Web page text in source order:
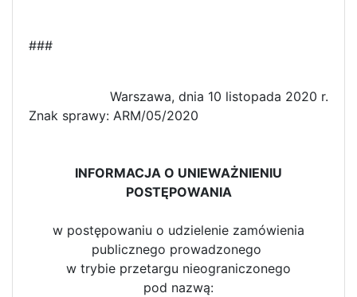
###
Warszawa, dnia 10 listopada 2020 r.
Znak sprawy: ARM/05/2020
INFORMACJA O UNIEWAŻNIENIU
POSTĘPOWANIA
w postępowaniu o udzielenie zamówienia
publicznego prowadzonego
w trybie przetargu nieograniczonego
pod nazwą: